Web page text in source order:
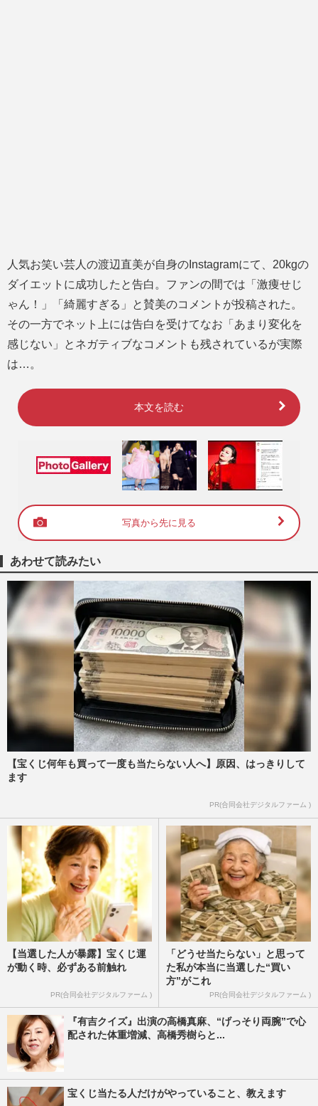
人気お笑い芸人の渡辺直美が自身のInstagramにて、20kgの
ダイエットに成功したと告白。ファンの間では「激痩せじ
ゃん！」「綺麗すぎる」と賛美のコメントが投稿された。
その一方でネット上には告白を受けてなお「あまり変化を
感じない」とネガティブなコメントも残されているが実際
は…。
本文を読む
写真から先に見る
あわせて読みたい
【宝くじ何年も買って一度も当たらない人へ】原因、はっきりして
ます
PR(合同会社デジタルファーム )
【当選した人が暴露】宝くじ運
が動く時、必ずある前触れ
PR(合同会社デジタルファーム )
「どうせ当たらない」と思って
た私が本当に当選した“買い
方”がこれ
PR(合同会社デジタルファーム )
『有吉クイズ』出演の高橋真麻、“げっそり両腕”で心
配された体重増減、高橋秀樹らと...
宝くじ当たる人だけがやっていること、教えます